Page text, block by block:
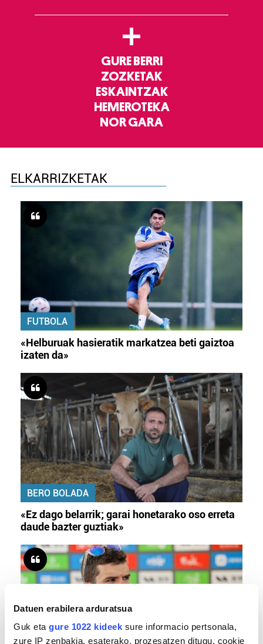
Datuen erabilera arduratsua
Guk eta gure 1022 kideek sure informacio pertsonala,
zure IP zenbakia, esaterako, prozesatzen ditugu, cookie
+
GURE BERRI
ZOZKETAK
ESKAINTZAK
HEMEROTEKA
NOR GARA
ELKARRIZKETAK
FUTBOLA
«Helburuak hasieratik markatzea beti gaiztoa
izaten da»
BERO BOLADA
«Ez dago belarrik; garai honetarako oso erreta
daude bazter guztiak»